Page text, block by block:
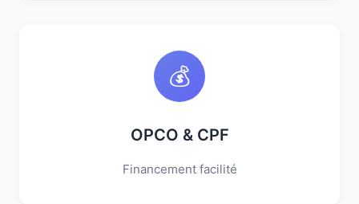
💰
OPCO & CPF
Financement facilité